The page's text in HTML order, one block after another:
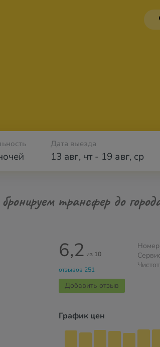
Дата выезда
13 авг, чт- 19 авг, ср
трансфер до
6,2 из 10
отзывов 251
Добавить отзыв
График цен